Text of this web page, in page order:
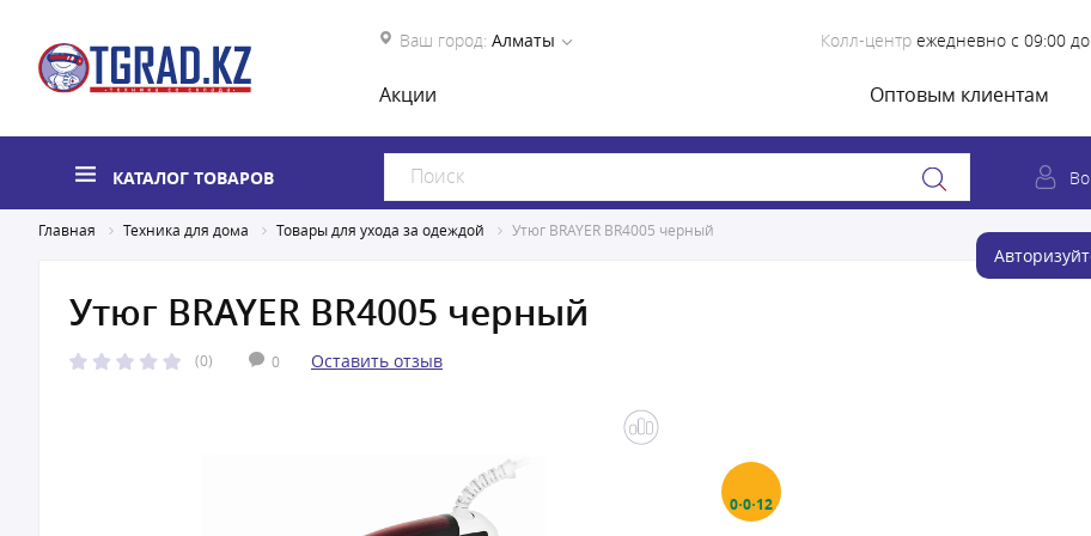
Ваш город: Алматы Колл-центр ежедневно с 09:00
Акции Оптовым клиентам
КАТАЛОГ ТОВАРОВ
Главная Техника для дома Товары для ухода за одеждой Утюг BRAYER BR4005 черный
Утюг BRAYER BR4005 черный
(0) 0 Оставить отзыв
0·0·12